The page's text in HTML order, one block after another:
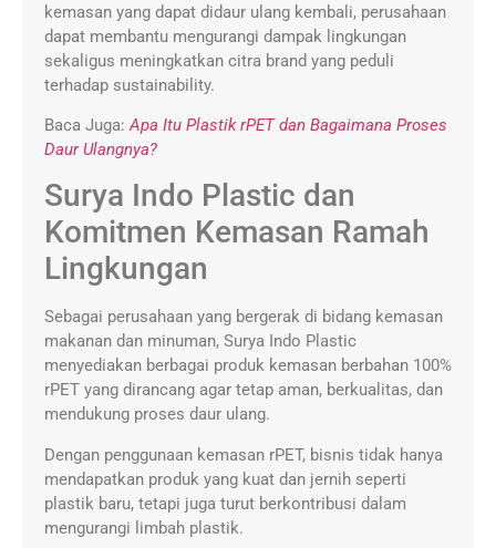
kemasan yang dapat didaur ulang kembali, perusahaan
dapat membantu mengurangi dampak lingkungan
sekaligus meningkatkan citra brand yang peduli
terhadap sustainability.
Baca Juga:Apa Itu Plastik rPET dan Bagaimana Proses
Daur Ulangnya?
Surya Indo Plastic dan
Komitmen Kemasan Ramah
Lingkungan
Sebagai perusahaan yang bergerak di bidang kemasan
makanan dan minuman, Surya Indo Plastic
menyediakan berbagai produk kemasan berbahan 100%
rPET yang dirancang agar tetap aman, berkualitas, dan
mendukung proses daur ulang.
Dengan penggunaan kemasan rPET, bisnis tidak hanya
mendapatkan produk yang kuat dan jernih seperti
plastik baru, tetapi juga turut berkontribusi dalam
mengurangi limbah plastik.